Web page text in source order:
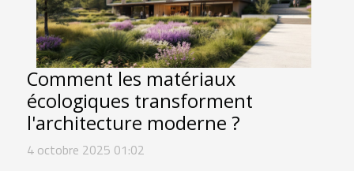
Comment les matériaux
écologiques transforment
l'architecture moderne ?
4 octobre 2025 01:02